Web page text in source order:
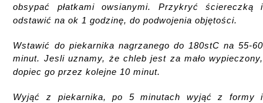
obsypać płatkami owsianymi. Przykryć ściereczką i
odstawić na ok 1 godzinę, do podwojenia objętości.
Wstawić do piekarnika nagrzanego do 180stC na 55-60
minut. Jesli uznamy, że chleb jest za mało wypieczony,
dopiec go przez kolejne 10 minut.
Wyjąć z piekarnika, po 5 minutach wyjąć z formy i